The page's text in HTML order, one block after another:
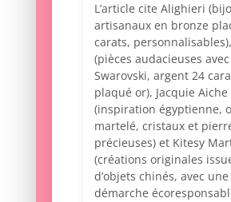
L’article cite Alighieri
artisanaux en bronze
carats,
(pièces audacieuses
Swarovski, argent 24
plaqué or), Jacquie Aiche
(inspiration égyptienne,
martelé, cristaux et
précieuses) et Kitesy
(créations originales
d’objets chinés, avec une
démarche